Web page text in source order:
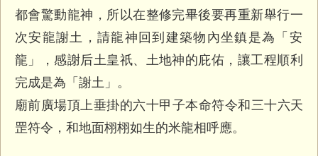
都會驚動龍神， 所以在整修完畢後要再重新舉行一
次安龍謝土， 請龍神回到建築物內坐鎮是為「安
龍」，感謝后土皇祇、
土地神的庇佑，讓工程順利
完成是為「謝土」。
廟前廣場頂上垂掛的六十甲子本命符令和三十六天
罡符令， 和地面栩栩如生的米龍相呼應。